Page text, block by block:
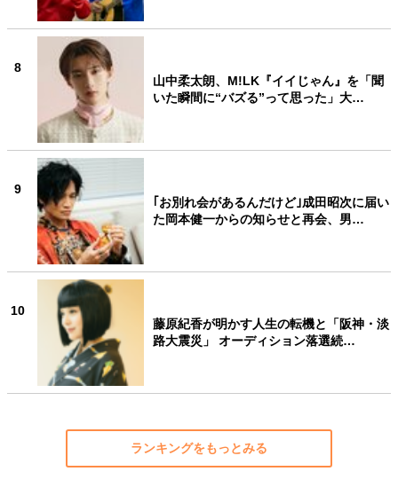
8
山中柔太朗、M!LK『イイじゃん』を「聞
いた瞬間に“バズる”って思った」大…
9
｢お別れ会があるんだけど｣成田昭次に届い
た岡本健一からの知らせと再会、男…
10
藤原紀香が明かす人生の転機と「阪神・淡
路大震災」 オーディション落選続…
ランキングをもっとみる